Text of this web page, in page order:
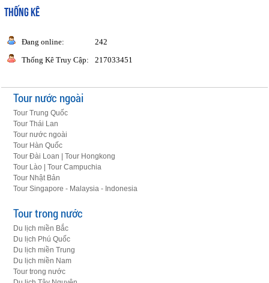
THỐNG KÊ
Đang online:
242
Thống Kê Truy Cập:
217033451
Tour nước ngoài
Tour Trung Quốc
Tour Thái Lan
Tour nước ngoài
Tour Hàn Quốc
Tour Đài Loan | Tour Hongkong
Tour Lào | Tour Campuchia
Tour Nhật Bản
Tour Singapore - Malaysia - Indonesia
Tour trong nước
Du lịch miền Bắc
Du lịch Phú Quốc
Du lịch miền Trung
Du lịch miền Nam
Tour trong nước